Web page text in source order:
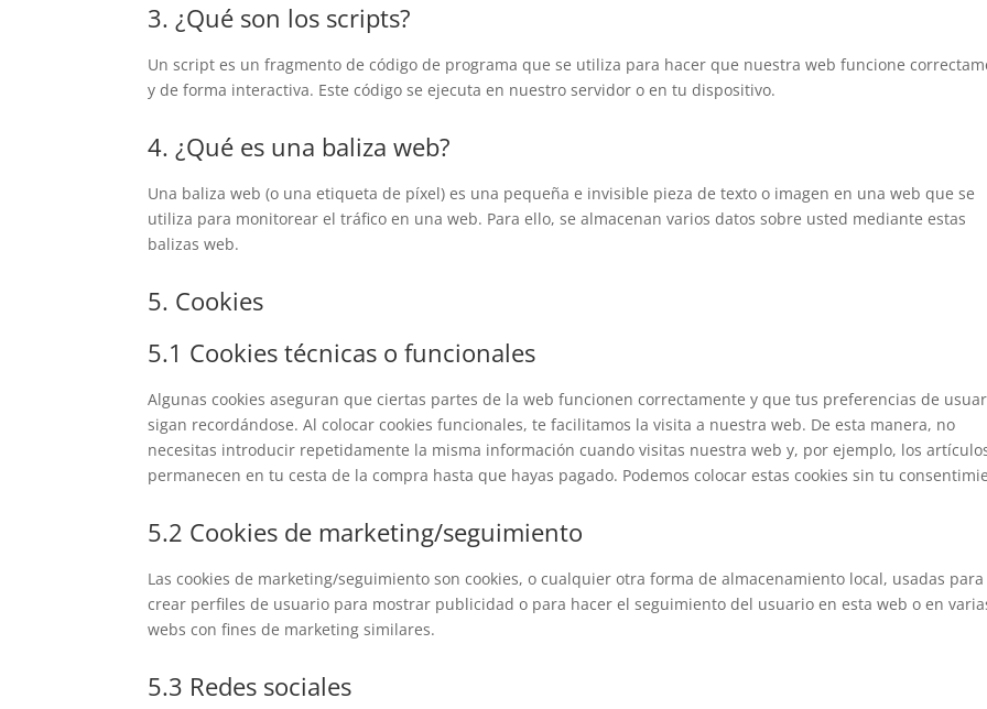
3. ¿Qué son los scripts?
Un script es un fragmento de código de programa que se utiliza para hacer que nuestra web funcione
y de forma interactiva. Este código se ejecuta en nuestro servidor o en tu dispositivo.
4. ¿Qué es una baliza web?
Una baliza web (o una etiqueta de píxel) es una pequeña e invisible pieza de texto o imagen en una web que se
utiliza para monitorear el tráfico en una web. Para ello, se almacenan varios datos sobre usted mediante estas
balizas web.
5. Cookies
5.1 Cookies técnicas o funcionales
Algunas cookies aseguran que ciertas partes de la web funcionen correctamente y que tus preferencias de
sigan recordándose. Al colocar cookies funcionales, te facilitamos la visita a nuestra web. De esta manera, no
necesitas introducir repetidamente la misma información cuando visitas nuestra web y, por ejemplo, los
permanecen en tu cesta de la compra hasta que hayas pagado. Podemos colocar estas cookies sin tu
5.2 Cookies de marketing/seguimiento
Las cookies de marketing/seguimiento son cookies, o cualquier otra forma de almacenamiento local, usadas para
crear perfiles de usuario para mostrar publicidad o para hacer el seguimiento del usuario en esta web o en
webs con fines de marketing similares.
5.3 Redes sociales